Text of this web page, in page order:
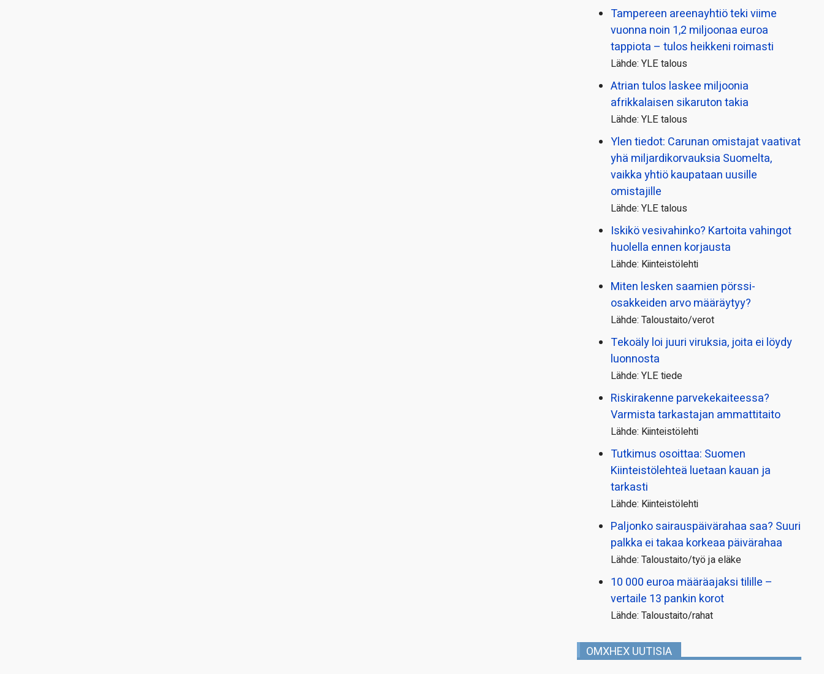
Tampereen areenayhtiö teki viime
vuonna noin 1,2 miljoonaa euroa
tappiota – tulos heikkeni roimasti
Lähde: YLE talous
Atrian tulos laskee miljoonia
afrikkalaisen sikaruton takia
Lähde: YLE talous
Ylen tiedot: Carunan omistajat vaativat
yhä miljardi­korvauksia Suomelta,
vaikka yhtiö kaupataan uusille
omistajille
Lähde: YLE talous
Iskikö vesivahinko? Kartoita vahingot
huolella ennen korjausta
Lähde: Kiinteistölehti
Miten lesken saamien pörssi­
osakkeiden arvo määräytyy?
Lähde: Taloustaito/verot
Tekoäly loi juuri viruksia, joita ei löydy
luonnosta
Lähde: YLE tiede
Riskirakenne parvekekaiteessa?
Varmista tarkastajan ammattitaito
Lähde: Kiinteistölehti
Tutkimus osoittaa: Suomen
Kiinteistölehteä luetaan kauan ja
tarkasti
Lähde: Kiinteistölehti
Paljonko sairauspäivä­rahaa saa? Suuri
palkka ei takaa korkeaa päivärahaa
Lähde: Taloustaito/työ ja eläke
10 000 euroa määräajaksi tilille –
vertaile 13 pankin korot
Lähde: Taloustaito/rahat
OMXHEX UUTISIA